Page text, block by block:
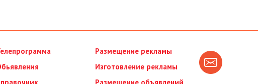
Размещение рекламы
Изготовление рекламы